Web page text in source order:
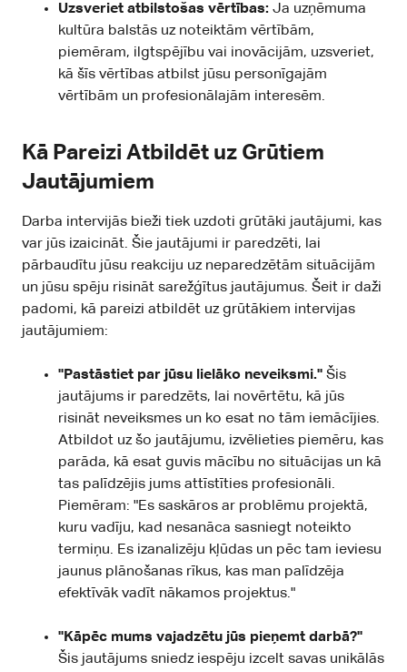
Uzsveriet atbilstošas vērtības: Ja uzņēmuma
kultūra balstās uz noteiktām vērtībām,
piemēram, ilgtspējību vai inovācijām, uzsveriet,
kā šīs vērtības atbilst jūsu personīgajām
vērtībām un profesionālajām interesēm.
Kā Pareizi Atbildēt uz Grūtiem
Jautājumiem
Darba intervijās bieži tiek uzdoti grūtāki jautājumi, kas
var jūs izaicināt. Šie jautājumi ir paredzēti, lai
pārbaudītu jūsu reakciju uz neparedzētām situācijām
un jūsu spēju risināt sarežģītus jautājumus. Šeit ir daži
padomi, kā pareizi atbildēt uz grūtākiem intervijas
jautājumiem:
"Pastāstiet par jūsu lielāko neveiksmi." Šis
jautājums ir paredzēts, lai novērtētu, kā jūs
risināt neveiksmes un ko esat no tām iemācījies.
Atbildot uz šo jautājumu, izvēlieties piemēru, kas
parāda, kā esat guvis mācību no situācijas un kā
tas palīdzējis jums attīstīties profesionāli.
Piemēram: "Es saskāros ar problēmu projektā,
kuru vadīju, kad nesanāca sasniegt noteikto
termiņu. Es izanalizēju kļūdas un pēc tam ieviesu
jaunus plānošanas rīkus, kas man palīdzēja
efektīvāk vadīt nākamos projektus."
"Kāpēc mums vajadzētu jūs pieņemt darbā?"
Šis jautājums sniedz iespēju izcelt savas unikālās